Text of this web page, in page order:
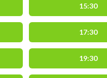
15:30
17:30
19:30